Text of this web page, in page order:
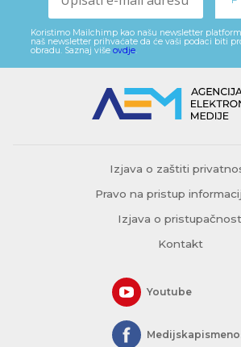
Koristimo Mailchimp kao našu newsletter
naš newsletter prihvaćate da će vaši podaci biti
obradu. Saznaj više ovdje.
Izjava o zaštiti
Pravo na pristup
Izjava o
Kontakt
Youtube